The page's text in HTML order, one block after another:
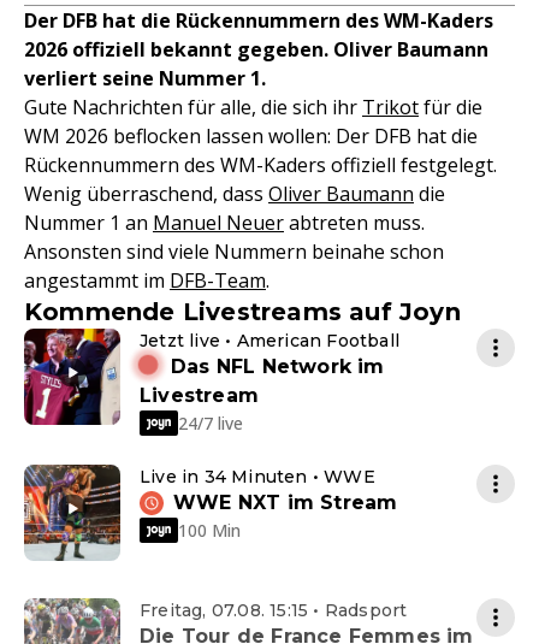
Der DFB hat die Rückennummern des WM-Kaders
2026 offiziell bekannt gegeben. Oliver Baumann
verliert seine Nummer 1.
Gute Nachrichten für alle, die sich ihr Trikotfür die
WM 2026 beflocken lassen wollen: Der DFB hat die
Rückennummern des WM-Kaders offiziell festgelegt.
Wenig überraschend, dass Oliver Baumann die
Nummer 1 an Manuel Neuerabtreten muss.
Ansonsten sind viele Nummern beinahe schon
angestammt im DFB-Team.
Kommende Livestreams auf Joyn
Jetzt live • American Football
Das NFL Network im
Livestream
24/7 live
Live in 34 Minuten • WWE
WWE NXT im Stream
100 Min
Freitag, 07.08. 15:15 • Radsport
Die Tour de France Femmes im